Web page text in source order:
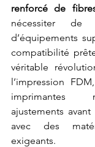
renforcé de
nécessiter de
d’équipements
compatibilité
véritable
l’impression
imprimantes
ajustements
avec des
exigeants.